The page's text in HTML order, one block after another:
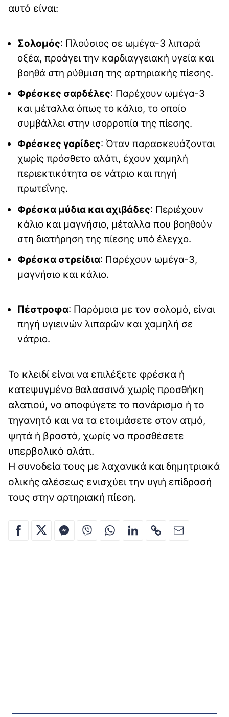
αυτό είναι:
Σολομός: Πλούσιος σε ωμέγα-3 λιπαρά
οξέα, προάγει την καρδιαγγειακή υγεία και
βοηθά στη ρύθμιση της αρτηριακής πίεσης.
Φρέσκες σαρδέλες: Παρέχουν ωμέγα-3
και μέταλλα όπως το κάλιο, το οποίο
συμβάλλει στην ισορροπία της πίεσης.
Φρέσκες γαρίδες: Όταν παρασκευάζονται
χωρίς πρόσθετο αλάτι, έχουν χαμηλή
περιεκτικότητα σε νάτριο και πηγή
πρωτεΐνης.
Φρέσκα μύδια και αχιβάδες: Περιέχουν
κάλιο και μαγνήσιο, μέταλλα που βοηθούν
στη διατήρηση της πίεσης υπό έλεγχο.
Φρέσκα στρείδια: Παρέχουν ωμέγα-3,
μαγνήσιο και κάλιο.
Πέστροφα: Παρόμοια με τον σολομό, είναι
πηγή υγιεινών λιπαρών και χαμηλή σε
νάτριο.
Το κλειδί είναι να επιλέξετε φρέσκα ή
κατεψυγμένα θαλασσινά χωρίς προσθήκη
αλατιού, να αποφύγετε το πανάρισμα ή το
τηγανητό και να τα ετοιμάσετε στον ατμό,
ψητά ή βραστά, χωρίς να προσθέσετε
υπερβολικό αλάτι.
Η συνοδεία τους με λαχανικά και δημητριακά
ολικής αλέσεως ενισχύει την υγιή επίδρασή
τους στην αρτηριακή πίεση.